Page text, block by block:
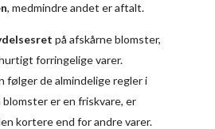
, medmindre andet er aftalt.
på afskårne blomster,
forringelige varer.
følger de almindelige regler i
blomster er en friskvare, er
kortere end for andre varer.